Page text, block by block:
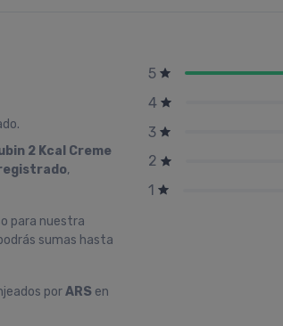
2 Kcal Creme
,
para nuestra
sumas hasta
porARS en
5
4
3
2
1